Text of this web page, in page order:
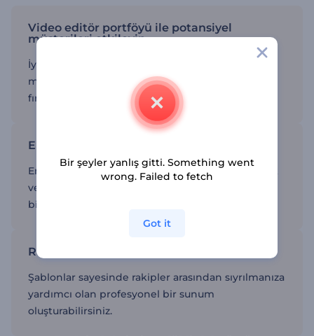
Video editör portföyü ile potansiyel
müşterileri etkileyin
İyi hazırlanmış bir portföy ile müstakbel
müşterileri etkileyebilir, daha fazla proje alabilir,
fırsatları artırabilirsiniz.
En iyi çalışmalarınızı öne çıkarın
En etkileyici projelerinizin altını çizmek, uzmanlık
ve becerinizi dinamik bir şekilde sergilemek için
bir portföy oluşturun.
Rekabette öne çıkın
Şablonlar sayesinde rakipler arasından sıyrılmanıza
yardımcı olan profesyonel bir sunum
oluşturabilirsiniz.
Bir şeyler yanlış gitti. Something went
wrong. Failed to fetch
Got it